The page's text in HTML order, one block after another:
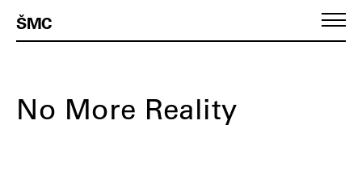
ŠMC
No More Reality